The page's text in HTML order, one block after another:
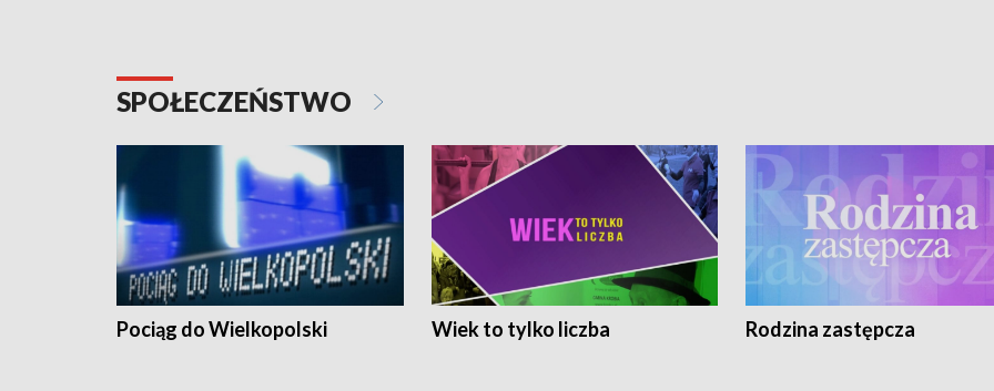
SPOŁECZEŃSTWO
Pociąg do Wielkopolski Wiek to tylko liczba Rodzina zastępcza